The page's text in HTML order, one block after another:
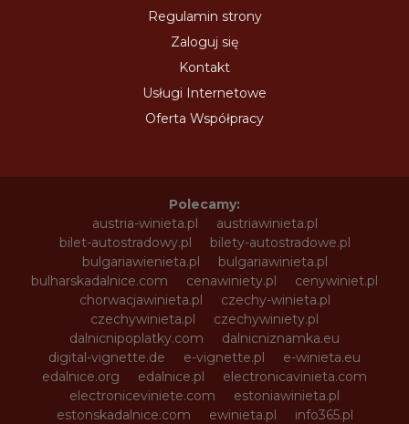
Regulamin strony
Zaloguj się
Kontakt
Usługi Internetowe
Oferta Współpracy
Polecamy:
austria-winieta.pl
austriawinieta.pl
bilet-autostradowy.pl
bilety-autostradowe.pl
bulgariawienieta.pl
bulgariawinieta.pl
bulharskadalnice.com
cenawiniety.pl
cenywiniet.pl
chorwacjawinieta.pl
czechy-winieta.pl
czechywinieta.pl
czechywiniety.pl
dalnicnipoplatky.com
dalnicniznamka.eu
digital-vignette.de
e-vignette.pl
e-winieta.eu
edalnice.org
edalnice.pl
electronicavinieta.com
electroniceviniete.com
estoniawinieta.pl
estonskadalnice.com
ewinieta.pl
info365.pl